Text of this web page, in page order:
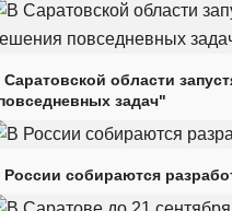
Саратовской области
задач"
России собираются